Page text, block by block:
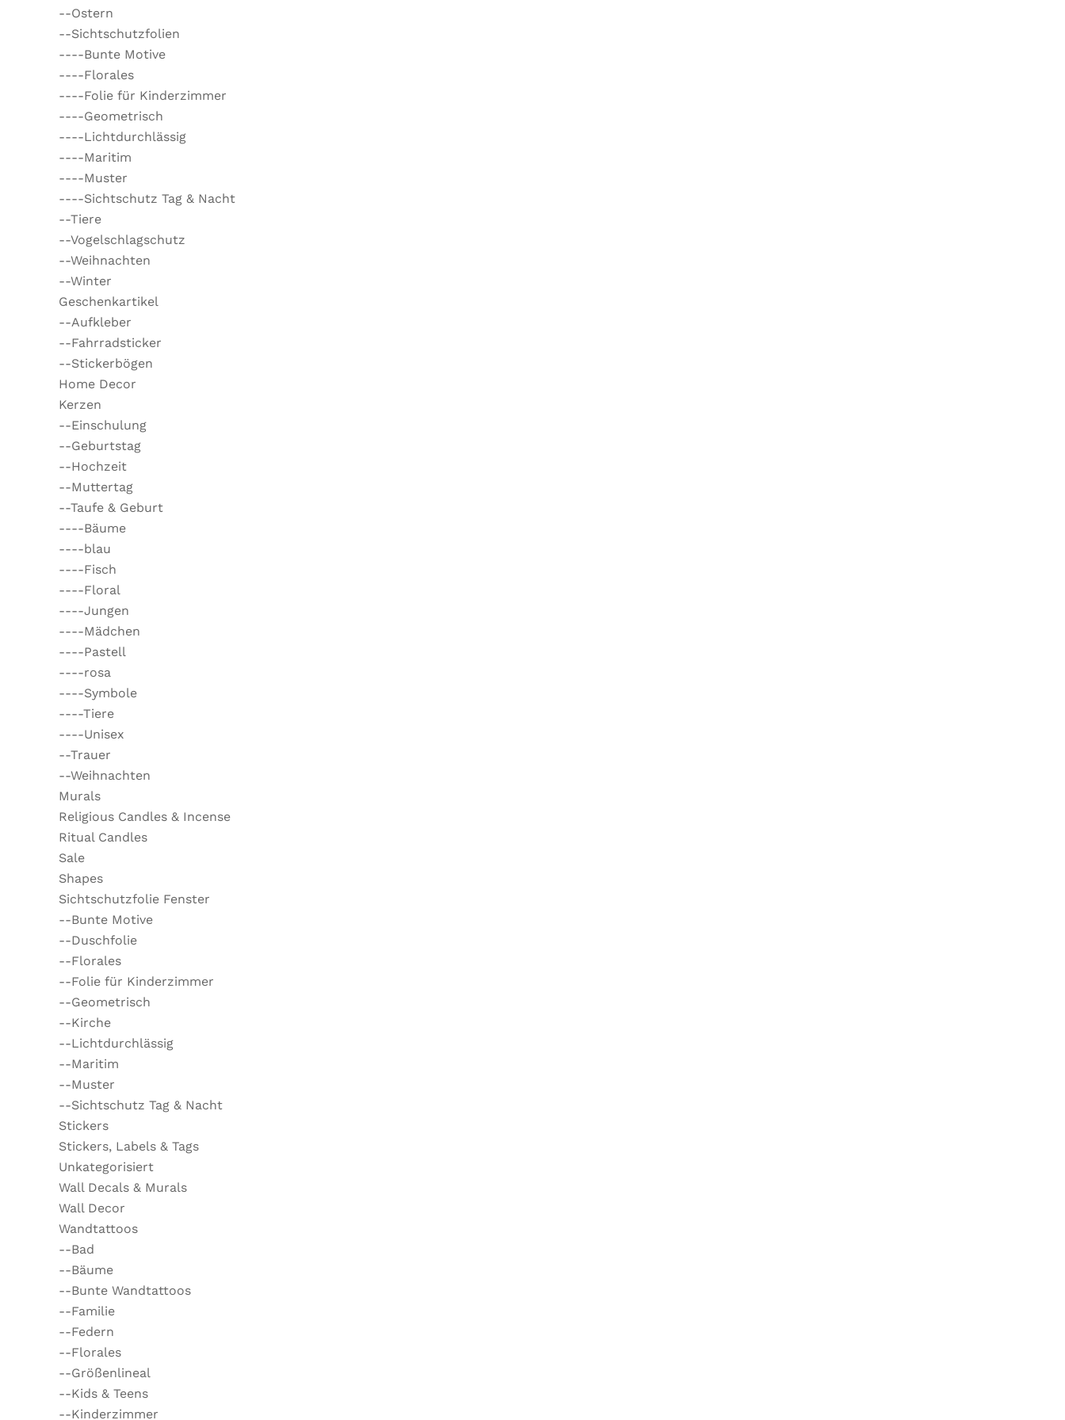
--Ostern
--Sichtschutzfolien
----Bunte Motive
----Florales
----Folie für Kinderzimmer
----Geometrisch
----Lichtdurchlässig
----Maritim
----Muster
----Sichtschutz Tag & Nacht
--Tiere
--Vogelschlagschutz
--Weihnachten
--Winter
Geschenkartikel
--Aufkleber
--Fahrradsticker
--Stickerbögen
Home Decor
Kerzen
--Einschulung
--Geburtstag
--Hochzeit
--Muttertag
--Taufe & Geburt
----Bäume
----blau
----Fisch
----Floral
----Jungen
----Mädchen
----Pastell
----rosa
----Symbole
----Tiere
----Unisex
--Trauer
--Weihnachten
Murals
Religious Candles & Incense
Ritual Candles
Sale
Shapes
Sichtschutzfolie Fenster
--Bunte Motive
--Duschfolie
--Florales
--Folie für Kinderzimmer
--Geometrisch
--Kirche
--Lichtdurchlässig
--Maritim
--Muster
--Sichtschutz Tag & Nacht
Stickers
Stickers, Labels & Tags
Unkategorisiert
Wall Decals & Murals
Wall Decor
Wandtattoos
--Bad
--Bäume
--Bunte Wandtattoos
--Familie
--Federn
--Florales
--Größenlineal
--Kids & Teens
--Kinderzimmer